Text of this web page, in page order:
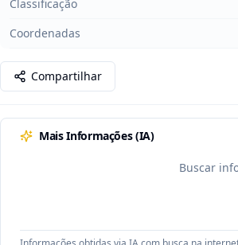
Classificação
Coordenadas
Compartilhar
Mais Informações (IA)
Buscar